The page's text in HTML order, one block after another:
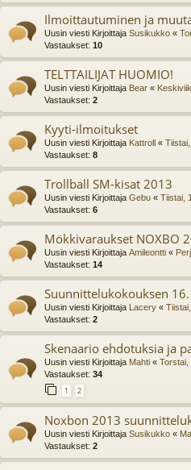
Ilmoittautuminen ja
Uusin viesti Kirjoittaja Susikukko «
Vastaukset: 10
TELTTAILIJAT HUOMIO!
Uusin viesti Kirjoittaja Bear «
Vastaukset: 2
Kyyti-ilmoitukset
Uusin viesti Kirjoittaja Kattroll «
Vastaukset: 8
Trollball SM-kisat 2013
Uusin viesti Kirjoittaja Gebu « Tiistai,
Vastaukset: 6
Mökkivaraukset NOXBO
Uusin viesti Kirjoittaja Amileontti «
Vastaukset: 14
Suunnittelukokouksen
Uusin viesti Kirjoittaja Lacery «
Vastaukset: 2
Skenaario ehdotuksia ja
Uusin viesti Kirjoittaja Mahti « Torstai,
Vastaukset: 34
1 2
Noxbon 2013
Uusin viesti Kirjoittaja Susikukko «
Vastaukset: 2